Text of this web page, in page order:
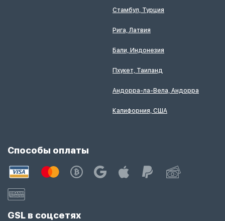
Стамбул, Турция
Рига, Латвия
Бали, Индонезия
Пхукет, Таиланд
Андорра-ла-Вела, Андорра
Калифорния, США
Способы оплаты
GSL в соцсетях